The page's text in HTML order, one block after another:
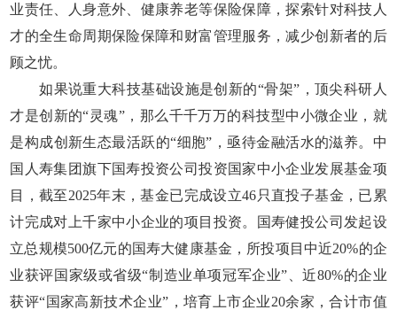
业责任、人身意外、健康养老等保险保障，探索针对科技人
才的全生命周期保险保障和财富管理服务，减少创新者的后
顾之忧。
如果说重大科技基础设施是创新的“骨架”，顶尖科研人
才是创新的“灵魂”，那么千千万万的科技型中小微企业，就
是构成创新生态最活跃的“细胞”，亟待金融活水的滋养。中
国人寿集团旗下国寿投资公司投资国家中小企业发展基金项
目，截至2025年末，基金已完成设立46只直投子基金，已累
计完成对上千家中小企业的项目投资。国寿健投公司发起设
立总规模500亿元的国寿大健康基金，所投项目中近20%的企
业获评国家级或省级“制造业单项冠军企业”、近80%的企业
获评“国家高新技术企业”，培育上市企业20余家，合计市值